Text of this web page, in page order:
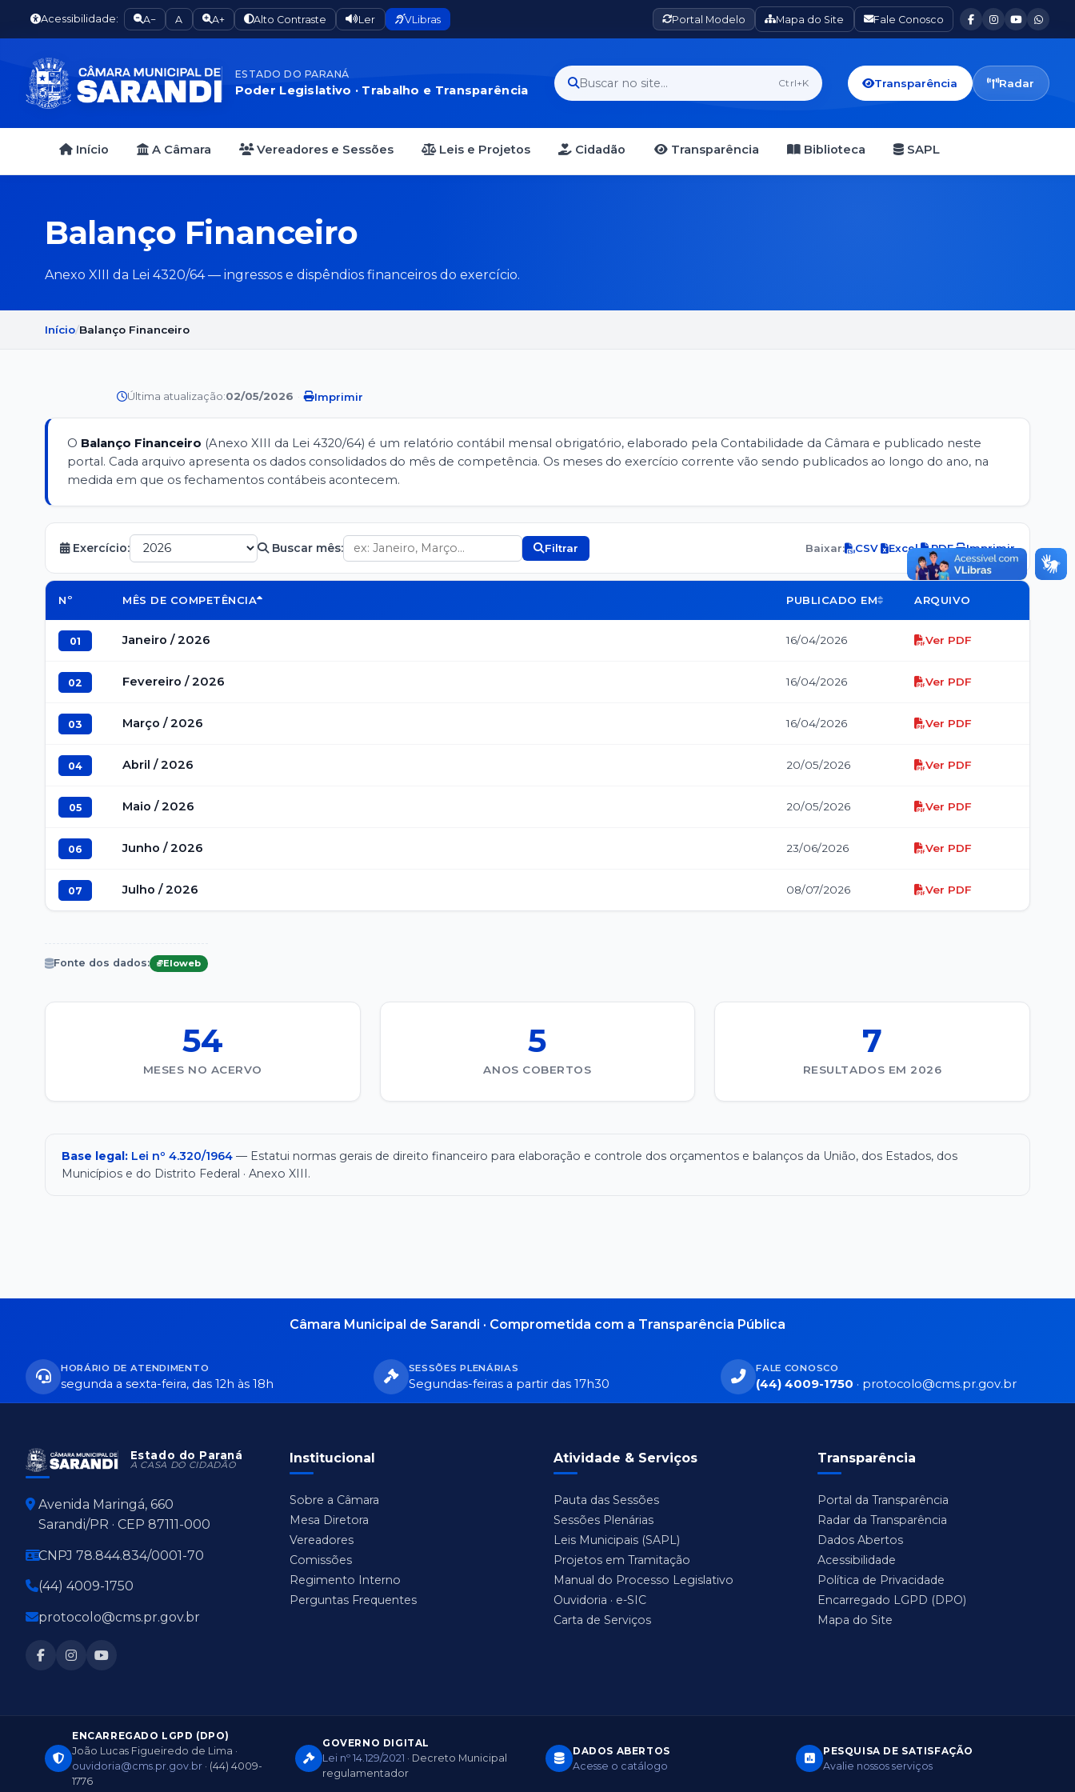
Acessibilidade: A− A A+ Alto Contraste Ler VLibras Portal Modelo Mapa do Site Fale Conosco
ESTADO DO PARANÁ
Poder Legislativo · Trabalho e Transparência
Buscar no site... Ctrl+K Transparência Radar
Início A Câmara Vereadores e Sessões Leis e Projetos Cidadão Transparência Biblioteca SAPL
Balanço Financeiro
Anexo XIII da Lei 4320/64 — ingressos e dispêndios financeiros do exercício.
Início Balanço Financeiro
Última atualização:02/05/2026 · Imprimir
O Balanço Financeiro (Anexo XIII da Lei 4320/64) é um relatório contábil mensal obrigatório, elaborado pela Contabilidade da Câmara e publicado neste
portal. Cada arquivo apresenta os dados consolidados do mês de competência. Os meses do exercício corrente vão sendo publicados ao longo do ano, na
medida em que os fechamentos contábeis acontecem.
Exercício: Buscar mês: Filtrar Baixar: CSV· Excel· PDF· Imprimir
Nº MÊS DE COMPETÊNCIA PUBLICADO EM ARQUIVO
01 Janeiro / 2026 16/04/2026 Ver PDF
02 Fevereiro / 2026 16/04/2026 Ver PDF
03 Março / 2026 16/04/2026 Ver PDF
04 Abril / 2026 20/05/2026 Ver PDF
05 Maio / 2026 20/05/2026 Ver PDF
06 Junho / 2026 23/06/2026 Ver PDF
07 Julho / 2026 08/07/2026 Ver PDF
Fonte dos dados: Eloweb
54
MESES NO ACERVO
5
ANOS COBERTOS
7
RESULTADOS EM 2026
Base legal: Lei nº 4.320/1964 — Estatui normas gerais de direito financeiro para elaboração e controle dos orçamentos e balanços da União, dos Estados, dos
Municípios e do Distrito Federal · Anexo XIII.
Câmara Municipal de Sarandi · Comprometida com a Transparência Pública
HORÁRIO DE ATENDIMENTO
segunda a sexta-feira, das 12h às 18h
SESSÕES PLENÁRIAS
Segundas-feiras a partir das 17h30
FALE CONOSCO
(44) 4009-1750 · protocolo@cms.pr.gov.br
Estado do Paraná
A CASA DO CIDADÃO
Avenida Maringá, 660
Sarandi/PR · CEP 87111-000
CNPJ 78.844.834/0001-70
(44) 4009-1750
protocolo@cms.pr.gov.br
Institucional
Sobre a Câmara
Mesa Diretora
Vereadores
Comissões
Regimento Interno
Perguntas Frequentes
Atividade & Serviços
Pauta das Sessões
Sessões Plenárias
Leis Municipais (SAPL)
Projetos em Tramitação
Manual do Processo Legislativo
Ouvidoria · e-SIC
Carta de Serviços
Transparência
Portal da Transparência
Radar da Transparência
Dados Abertos
Acessibilidade
Política de Privacidade
Encarregado LGPD (DPO)
Mapa do Site
ENCARREGADO LGPD (DPO)
João Lucas Figueiredo de Lima ·
ouvidoria@cms.pr.gov.br · (44) 4009-
1776
GOVERNO DIGITAL
Lei nº 14.129/2021 · Decreto Municipal
regulamentador
DADOS ABERTOS
Acesse o catálogo
PESQUISA DE SATISFAÇÃO
Avalie nossos serviços